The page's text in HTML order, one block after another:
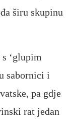
širu skupinu
‘glupim
sabornici i
pa gdje
rat jedan